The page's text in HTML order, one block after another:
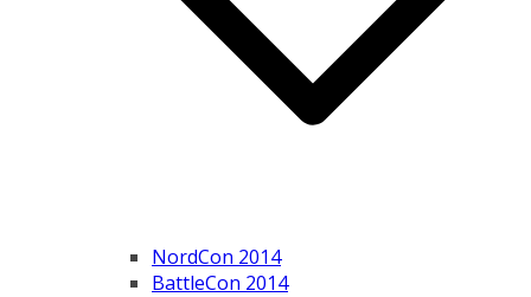
NordCon 2014
BattleCon 2014